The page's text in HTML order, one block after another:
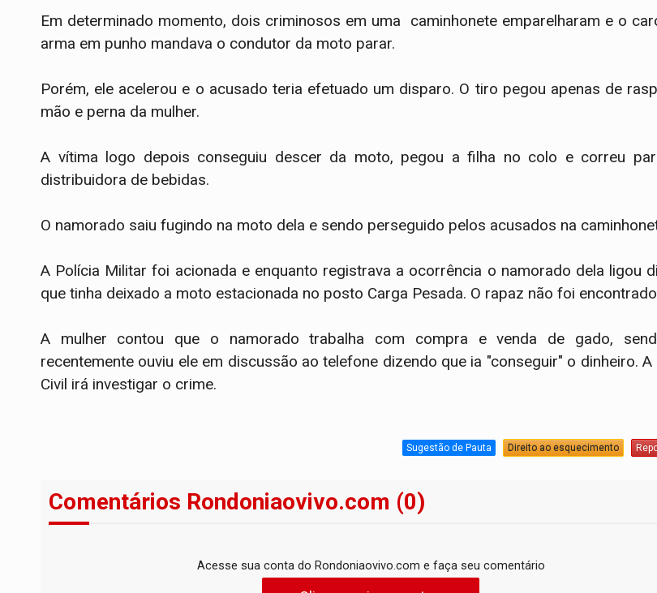
Em determinado momento, dois criminosos em uma caminhonete emparelharam e o
arma em punho mandava o condutor da moto parar.
Porém, ele acelerou e o acusado teria efetuado um disparo. O tiro pegou apenas de
mão e perna da mulher.
A vítima logo depois conseguiu descer da moto, pegou a filha no colo e correu
distribuidora de bebidas.
O namorado saiu fugindo na moto dela e sendo perseguido pelos acusados na
A Polícia Militar foi acionada e enquanto registrava a ocorrência o namorado dela ligou
que tinha deixado a moto estacionada no posto Carga Pesada. O rapaz não foi
A mulher contou que o namorado trabalha com compra e venda de gado,
recentemente ouviu ele em discussão ao telefone dizendo que ia "conseguir" o dinheiro. A
Civil irá investigar o crime.
Sugestão de Pauta Direito ao esquecimento
Comentários Rondoniaovivo.com (0)
Acesse sua conta do Rondoniaovivo.com e faça seu comentário